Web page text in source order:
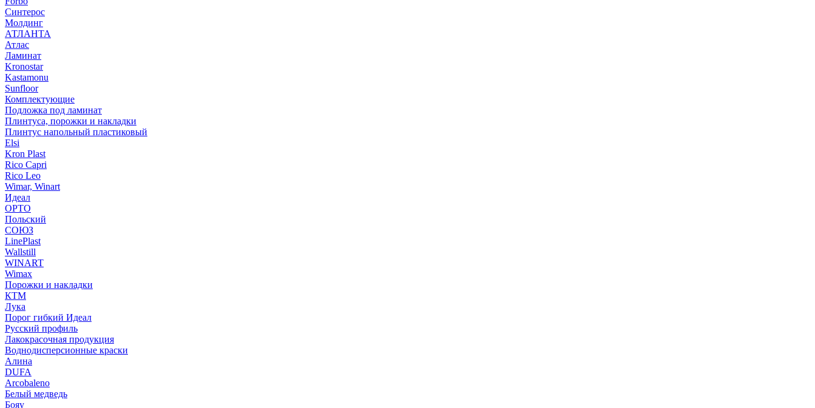
Синтерос
Молдинг
АТЛАНТА
Атлас
Ламинат
Kronostar
Kastamonu
Sunfloor
Комплектующие
Подложка под ламинат
Плинтуса, порожки и накладки
Плинтус напольный пластиковый
Elsi
Kron Plast
Rico Capri
Rico Leo
Wimar, Winart
Идеал
ОРТО
Польский
СОЮЗ
LinePlast
Wallstill
WINART
Wimax
Порожки и накладки
КТМ
Лука
Порог гибкий Идеал
Русский профиль
Лакокрасочная продукция
Воднодисперсионные краски
Алина
DUFA
Arcobaleno
Белый медведь
Бояу